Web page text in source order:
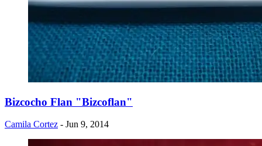
Bizcocho Flan "Bizcoflan"
Camila Cortez - Jun 9, 2014